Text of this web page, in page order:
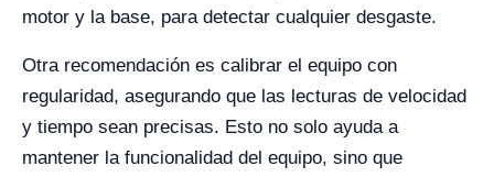
motor y la base, para detectar cualquier desgaste.
Otra recomendación es calibrar el equipo con
regularidad, asegurando que las lecturas de velocidad
y tiempo sean precisas. Esto no solo ayuda a
mantener la funcionalidad del equipo, sino que